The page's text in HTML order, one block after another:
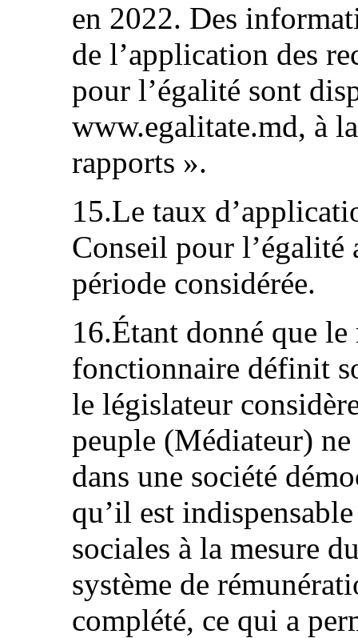
en 2022. Des
de l’application des
pour l’égalité sont
www.egalitate.md, à
rapports ».
15.Le taux
Conseil pour l’égalité
période considérée.
16.Étant donné que
fonctionnaire définit
le législateur
peuple (Médiateur)
dans une société
qu’il est
sociales à la mesure
système de
complété, ce qui a